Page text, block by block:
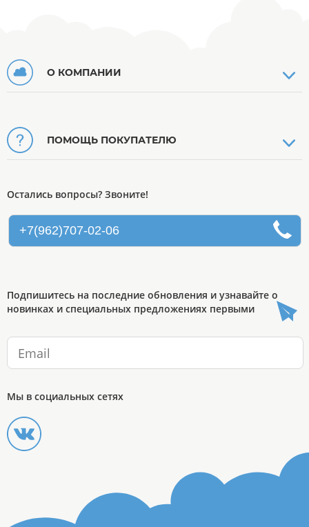
О КОМПАНИИ
ПОМОЩЬ ПОКУПАТЕЛЮ
Остались вопросы? Звоните!
+7(962)707-02-06
Подпишитесь на последние обновления и узнавайте о
новинках и специальных предложениях первыми
Мы в социальных сетях